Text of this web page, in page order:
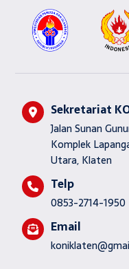
Sekretariat
Jalan Sunan
Komplek
Utara, Klaten
Telp
0853-2714-1950
Email